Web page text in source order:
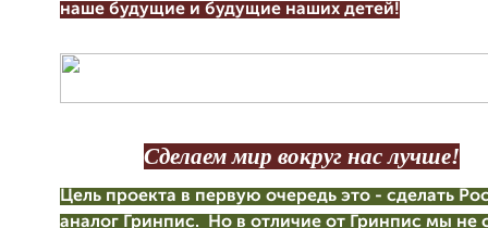
наше будущие и будущие наших детей!
Сделаем мир вокруг нас лучше!
Цель проекта в первую очередь это - сделать
аналог Гринпис. Но в отличие от Гринпис мы не